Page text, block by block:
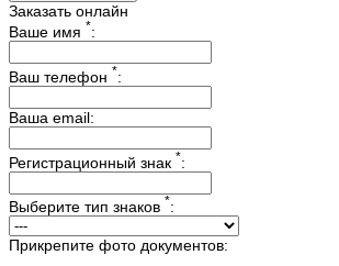
Заказать онлайн
Ваше имя *:
Ваш телефон *:
Ваша email:
Регистрационный знак *:
Выберите тип знаков *:
Прикрепите фото документов: